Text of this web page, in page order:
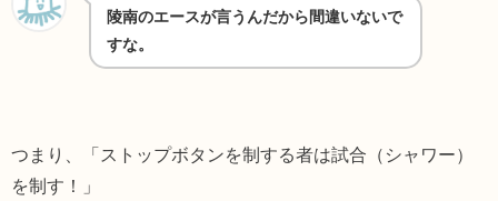
陵南のエースが言うんだから間違いないで
すな。
つまり、「ストップボタンを制する者は試合（シャワー）
を制す！」